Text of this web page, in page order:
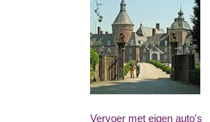
Vervoer met eigen auto's